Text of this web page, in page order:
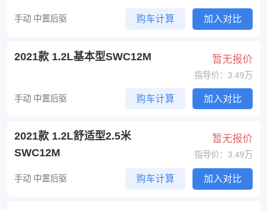
手动 中置后驱 购车计算 加入对比
2021款 1.2L基本型SWC12M 暂无报价
指导价：3.49万
手动 中置后驱 购车计算 加入对比
2021款 1.2L舒适型2.5米
SWC12M
暂无报价
指导价：3.49万
手动 中置后驱 购车计算 加入对比